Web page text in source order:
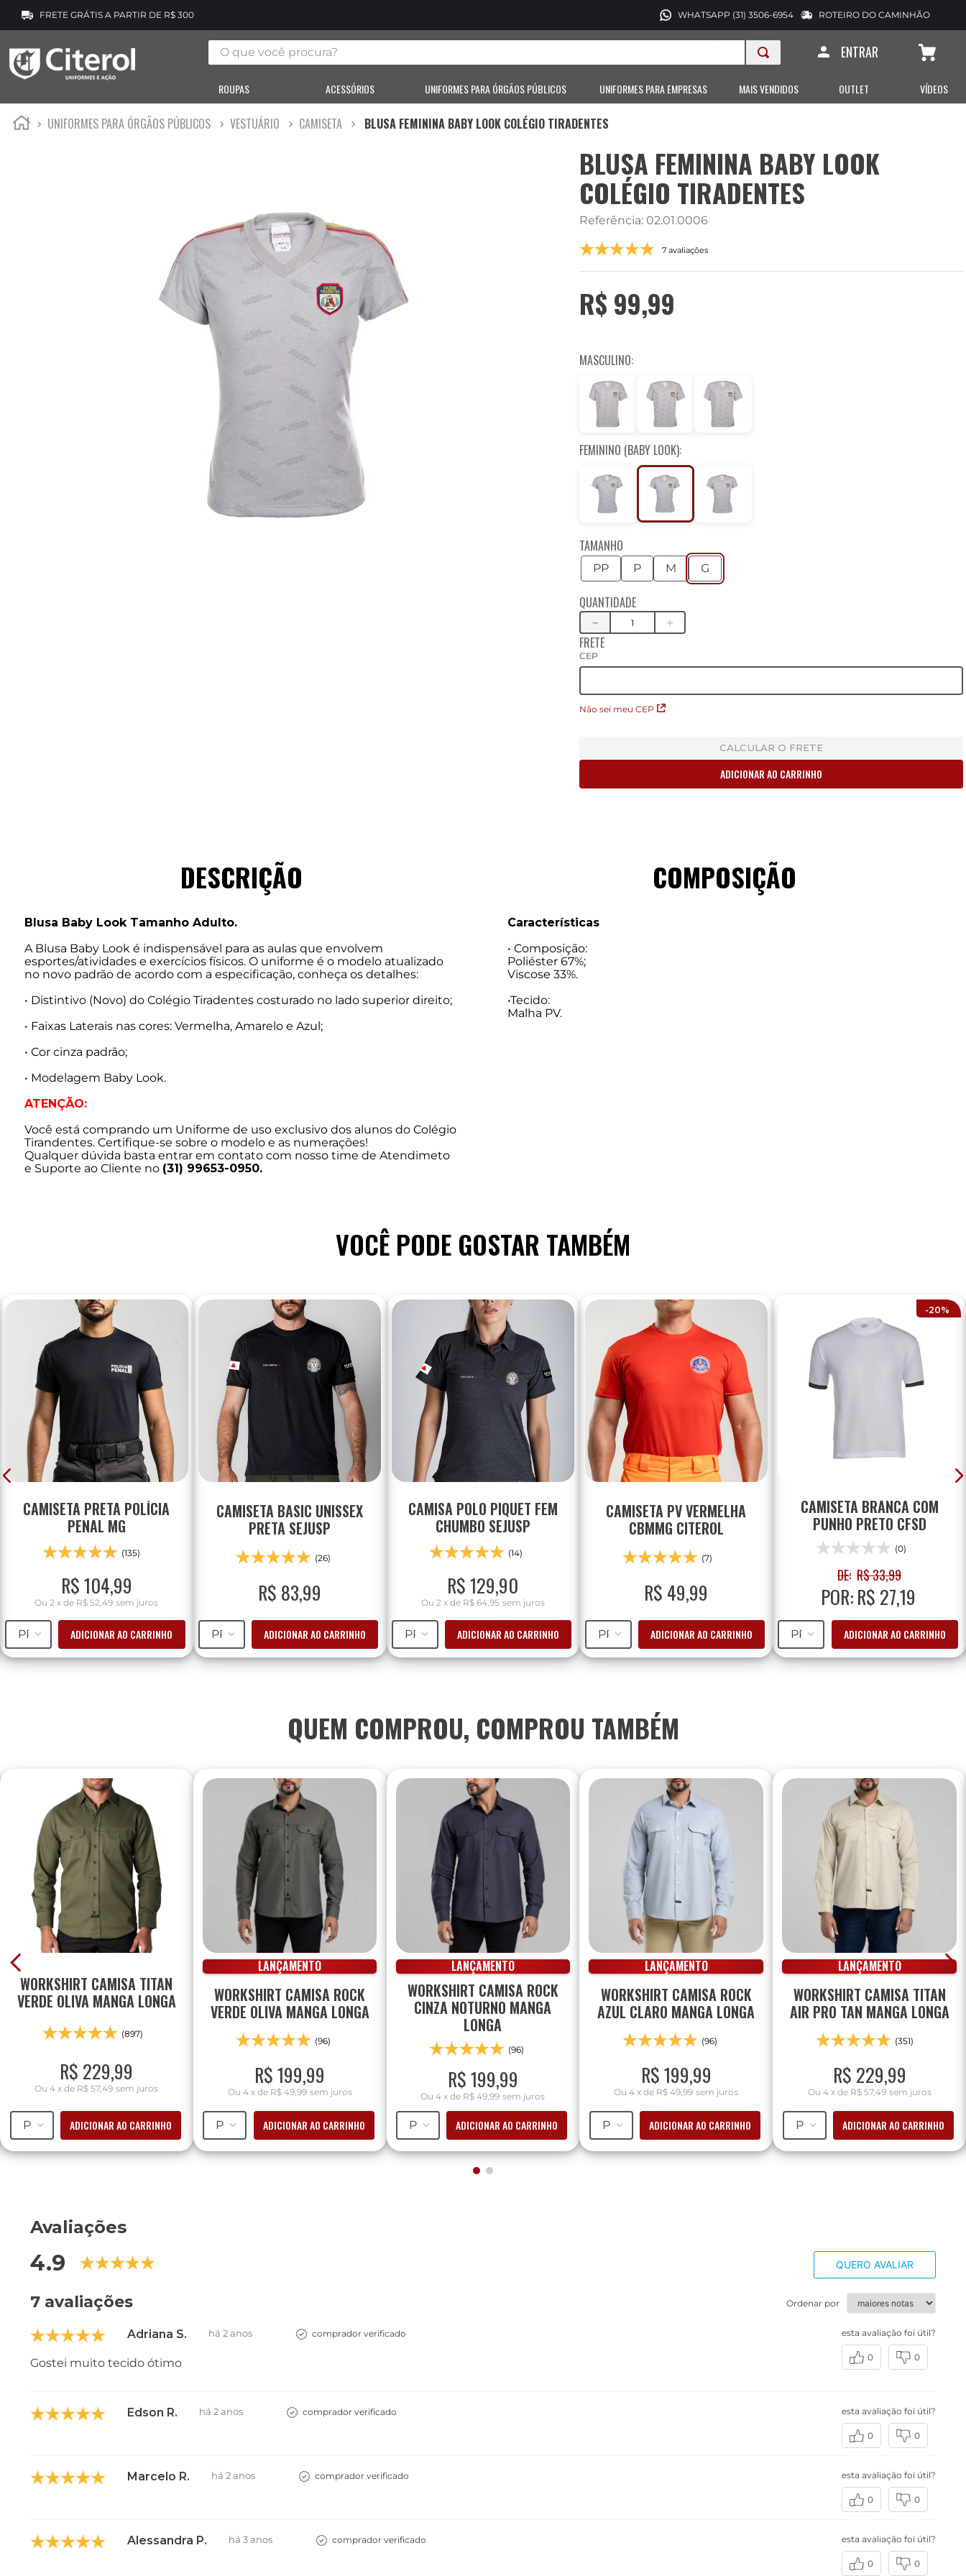
FRETE GRÁTIS A PARTIR DE R$ 300 WHATSAPP (31) 3506-6954 ROTEIRO DO CAMINHÃO
O que você procura? ENTRAR
ROUPAS ACESSÓRIOS UNIFORMES PARA ÓRGÃOS PÚBLICOS UNIFORMES PARA EMPRESAS MAIS VENDIDOS OUTLET VÍDEOS
UNIFORMES PARA ÓRGÃOS PÚBLICOS VESTUÁRIO CAMISETA BLUSA FEMININA BABY LOOK COLÉGIO TIRADENTES
BLUSA FEMININA BABY LOOK
COLÉGIO TIRADENTES
Referência: 02.01.0006
7 avaliações
R$ 99,99
MASCULINO:
FEMININO (BABY LOOK):
TAMANHO
PP P M G
QUANTIDADE
＋
－
FRETE
CEP
Não sei meu CEP
CALCULAR O FRETE
ADICIONAR AO CARRINHO
DESCRIÇÃO
Blusa Baby Look Tamanho Adulto.
A Blusa Baby Look é indispensável para as aulas que envolvem
esportes/atividades e exercícios físicos. O uniforme é o modelo atualizado
no novo padrão de acordo com a especificação, conheça os detalhes:
• Distintivo (Novo) do Colégio Tiradentes costurado no lado superior direito;
• Faixas Laterais nas cores: Vermelha, Amarelo e Azul;
• Cor cinza padrão;
• Modelagem Baby Look.
ATENÇÃO:
Você está comprando um Uniforme de uso exclusivo dos alunos do Colégio
Tirandentes. Certifique-se sobre o modelo e as numerações!
Qualquer dúvida basta entrar em contato com nosso time de Atendimeto
e Suporte ao Cliente no (31) 99653-0950.
COMPOSIÇÃO
Características
• Composição:
Poliéster 67%;
Viscose 33%.
•Tecido:
Malha PV.
VOCÊ PODE GOSTAR TAMBÉM
CAMISETA PRETA POLÍCIA
PENAL MG
(135)
R$104,99
Ou2 x de R$ 52,49 sem juros
PP ADICIONAR AO CARRINHO
CAMISETA BASIC UNISSEX
PRETA SEJUSP
(26)
R$ 83,99
PP ADICIONAR AO CARRINHO
CAMISA POLO PIQUET FEM
CHUMBO SEJUSP
(14)
R$129,90
Ou 2 xde R$ 64,95 sem juros
PP ADICIONAR AO CARRINHO
CAMISETA PV VERMELHA
CBMMG CITEROL
(7)
R$ 49,99
PP ADICIONAR AO CARRINHO
-20%
CAMISETA BRANCA COM
PUNHO PRETO CFSD
(0)
DE: R$33,99
POR:R$ 27,19
PP ADICIONAR AO CARRINHO
QUEM COMPROU, COMPROU TAMBÉM
WORKSHIRT CAMISA TITAN
VERDE OLIVA MANGA LONGA
(897)
R$ 229,99
Ou4 x de R$ 57,49 sem juros
P ADICIONAR AO CARRINHO
LANÇAMENTO
WORKSHIRT CAMISA ROCK
VERDE OLIVA MANGA LONGA
(96)
R$199,99
Ou 4 xde R$ 49,99 sem juros
P ADICIONAR AO CARRINHO
LANÇAMENTO
WORKSHIRT CAMISA ROCK
CINZA NOTURNO MANGA
LONGA
(96)
R$199,99
Ou4 x de R$ 49,99 sem juros
P ADICIONAR AO CARRINHO
LANÇAMENTO
WORKSHIRT CAMISA ROCK
AZUL CLARO MANGA LONGA
(96)
R$199,99
Ou4 x de R$ 49,99 sem juros
P ADICIONAR AO CARRINHO
LANÇAMENTO
WORKSHIRT CAMISA TITAN
AIR PRO TAN MANGA LONGA
(351)
R$ 229,99
Ou 4 xde R$ 57,49 sem juros
P ADICIONAR AO CARRINHO
Avaliações
4.9 QUERO AVALIAR
7 avaliações Ordenar por
Adriana S. há 2 anos comprador verificado
Gostei muito tecido ótimo
esta avaliação foi útil?
0 0
Edson R. há 2 anos comprador verificado esta avaliação foi útil?
0 0
Marcelo R. há 2 anos comprador verificado esta avaliação foi útil?
0 0
Alessandra P. há 3 anos comprador verificado esta avaliação foi útil?
0 0